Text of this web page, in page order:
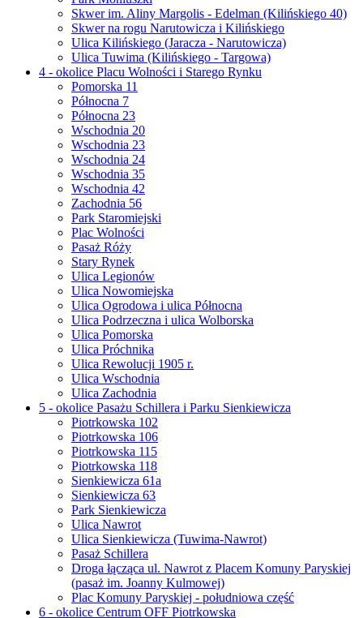
Skwer im. Aliny Margolis - Edelman (Kilińskiego 40)
Skwer na rogu Narutowicza i Kilińskiego
Ulica Kilińskiego (Jaracza - Narutowicza)
Ulica Tuwima (Kilińskiego - Targowa)
4 - okolice Placu Wolności i Starego Rynku
Pomorska 11
Północna 7
Północna 23
Wschodnia 20
Wschodnia 23
Wschodnia 24
Wschodnia 35
Wschodnia 42
Zachodnia 56
Park Staromiejski
Plac Wolności
Pasaż Róży
Stary Rynek
Ulica Legionów
Ulica Nowomiejska
Ulica Ogrodowa i ulica Północna
Ulica Podrzeczna i ulica Wolborska
Ulica Pomorska
Ulica Próchnika
Ulica Rewolucji 1905 r.
Ulica Wschodnia
Ulica Zachodnia
5 - okolice Pasażu Schillera i Parku Sienkiewicza
Piotrkowska 102
Piotrkowska 106
Piotrkowska 115
Piotrkowska 118
Sienkiewicza 61a
Sienkiewicza 63
Park Sienkiewicza
Ulica Nawrot
Ulica Sienkiewicza (Tuwima-Nawrot)
Pasaż Schillera
Droga łącząca ul. Nawrot z Placem Komuny Paryskiej
(pasaż im. Joanny Kulmowej)
Plac Komuny Paryskiej - południowa część
6 - okolice Centrum OFF Piotrkowska